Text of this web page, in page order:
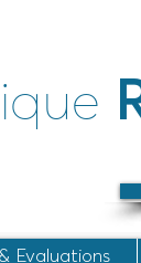
Evaluations